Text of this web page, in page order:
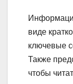
виде
ключевые
Также
чтобы